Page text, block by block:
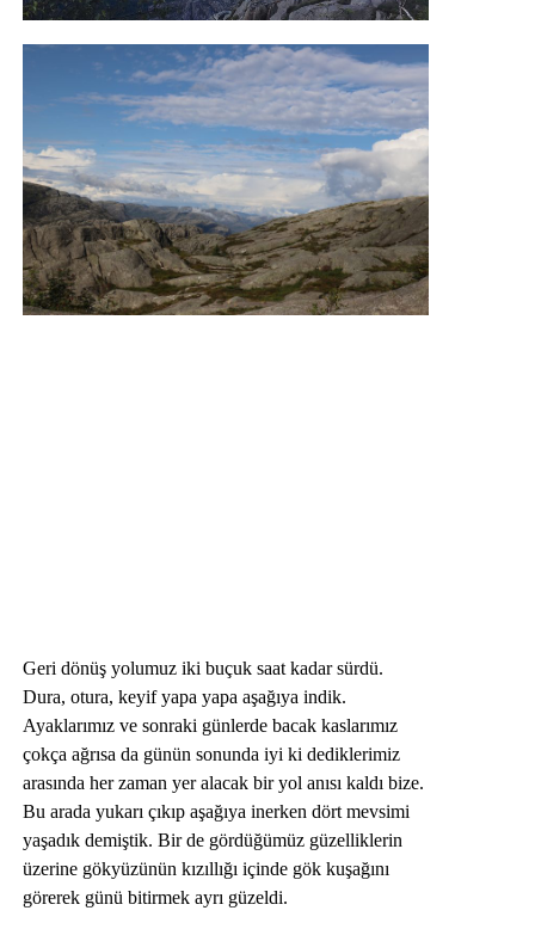
Geri dönüş yolumuz iki buçuk saat kadar sürdü.
Dura, otura, keyif yapa yapa aşağıya indik.
Ayaklarımız ve sonraki günlerde bacak kaslarımız
çokça ağrısa da günün sonunda iyi ki dediklerimiz
arasında her zaman yer alacak bir yol anısı kaldı bize.
Bu arada yukarı çıkıp aşağıya inerken dört mevsimi
yaşadık demiştik. Bir de gördüğümüz güzelliklerin
üzerine gökyüzünün kızıllığı içinde gök kuşağını
görerek günü bitirmek ayrı güzeldi.